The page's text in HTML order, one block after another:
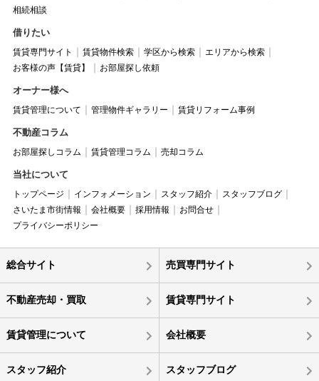
相続相談
借りたい
賃貸専門サイト 賃貸物件検索 学区から検索
エリアから検索
お客様の声【賃貸】
お部屋探し依頼
オーナー様へ
賃貸管理について 管理物件ギャラリー 賃貸リフォーム事例
不動産コラム
お部屋探しコラム 賃貸管理コラム 売却コラム
当社について
トップページ インフォメーション スタッフ紹介
スタッフブログ
さいたま市街情報
会社概要 採用情報
お問合せ
プライバシーポリシー
総合サイト 売買専門サイト
不動産売却・買取 賃貸専門サイト
賃貸管理について 会社概要
スタッフ紹介 スタッフブログ